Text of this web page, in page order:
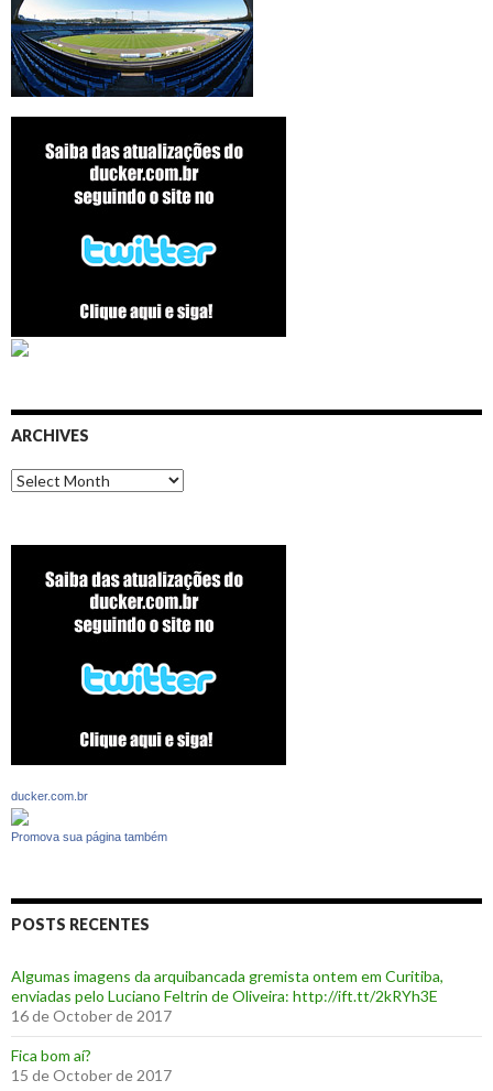
ARCHIVES
Archives
ducker.com.br
Promova sua página também
POSTS RECENTES
Algumas imagens da arquibancada gremista ontem em Curitiba,
enviadas pelo Luciano Feltrin de Oliveira: http://ift.tt/2kRYh3E
16 de October de 2017
‪Fica bom aí?‬
15 de October de 2017